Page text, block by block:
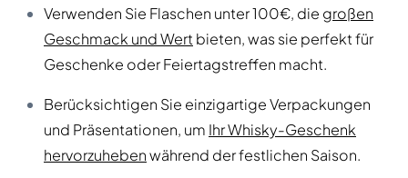
Verwenden Sie Flaschen unter 100€, die großen
Geschmack und Wert bieten, was sie perfekt für
Geschenke oder Feiertagstreffen macht.
Berücksichtigen Sie einzigartige Verpackungen
und Präsentationen, um Ihr Whisky-Geschenk
hervorzuhebenwährend der festlichen Saison.